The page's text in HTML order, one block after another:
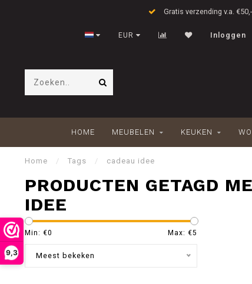
9,3
Gratis verzending v.a. €50,-
EUR Inloggen
HOME MEUBELEN KEUKEN
Home / Tags / cadeau idee
PRODUCTEN GETAGD
IDEE
Min: €0 Max: €5
Meest bekeken